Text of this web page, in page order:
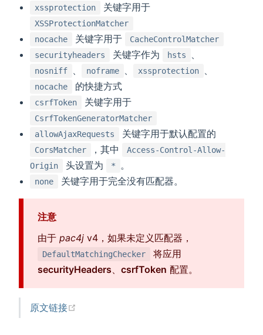
xssprotection
关键字用于
XSSProtectionMatcher
nocache
关键字用于
CacheControlMatcher
securityheaders
关键字作为 hsts
nosniff noframe xssprotection
nocache 的快捷方式
csrfToken 关键字用于
CsrfTokenGeneratorMatcher
allowAjaxRequests
关键字用于默认配置的
CorsMatcher ，其中
Access-Control-Allow-
Origin
头设置为 * 。
none 关键字用于完全没有匹配器。
注意
由于 pac4j v4，如果未定义匹配器，
DefaultMatchingChecker
将应用
securityHeaders、 csrfToken 配置。
原文链接